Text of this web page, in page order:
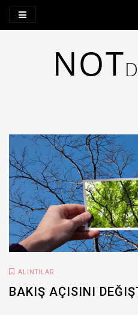
ALINTILAR
BAKIŞ AÇISINI